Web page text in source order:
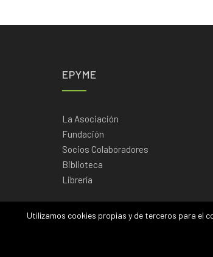
Utilizamos cookies propias y de terceros para el
EPYME
La Asociación
Fundación
Socios Colaboradores
Biblioteca
Librería